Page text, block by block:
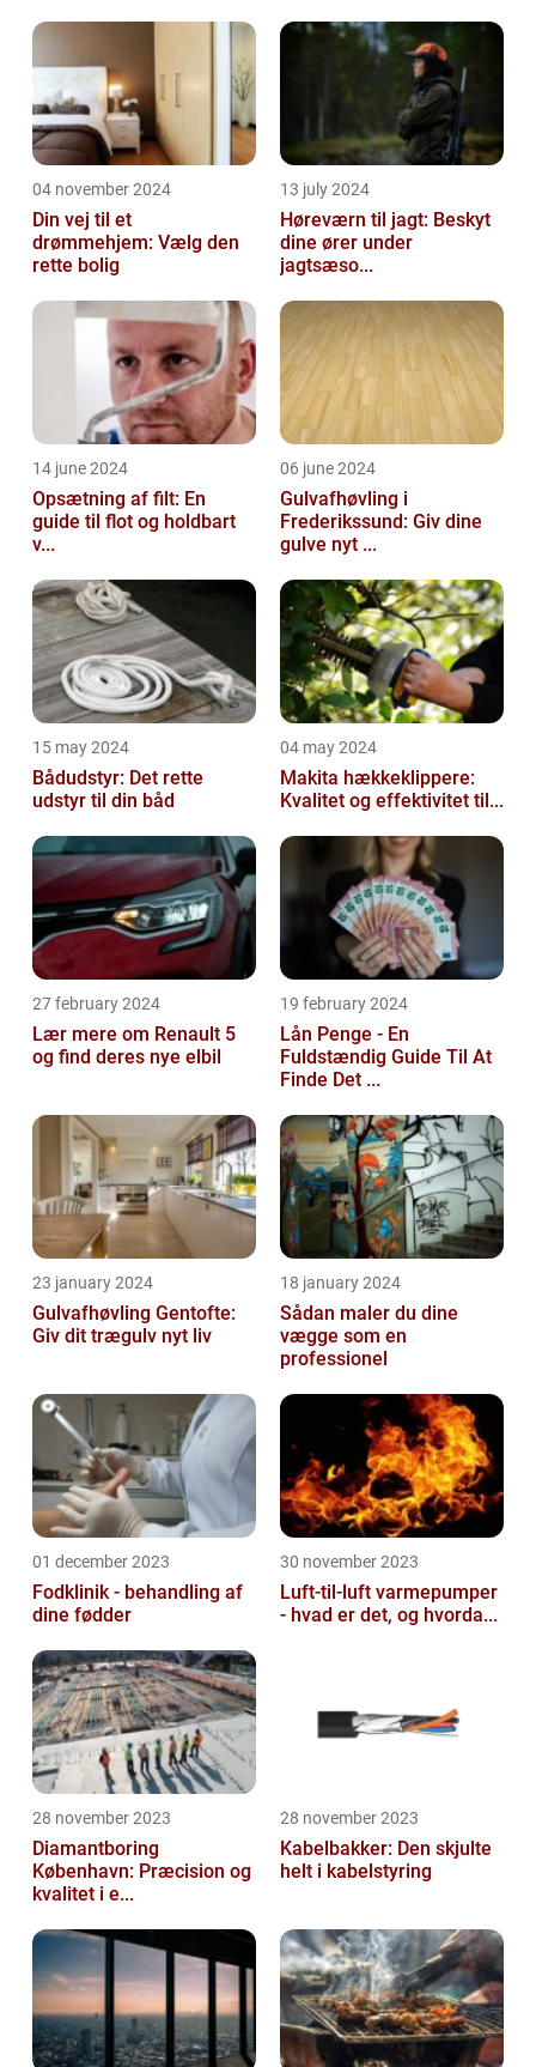
04 november 2024
Din vej til et
drømmehjem: Vælg den
rette bolig
13 july 2024
Høreværn til jagt: Beskyt
dine ører under
jagtsæso...
14 june 2024
Opsætning af filt: En
guide til flot og holdbart
v...
06 june 2024
Gulvafhøvling i
Frederikssund: Giv dine
gulve nyt ...
15 may 2024
Bådudstyr: Det rette
udstyr til din båd
04 may 2024
Makita hækkeklippere:
Kvalitet og effektivitet til...
27 february 2024
Lær mere om Renault 5
og find deres nye elbil
19 february 2024
Lån Penge - En
Fuldstændig Guide Til At
Finde Det ...
23 january 2024
Gulvafhøvling Gentofte:
Giv dit trægulv nyt liv
18 january 2024
Sådan maler du dine
vægge som en
professionel
01 december 2023
Fodklinik - behandling af
dine fødder
30 november 2023
Luft-til-luft varmepumper
- hvad er det, og hvorda...
28 november 2023
Diamantboring
København: Præcision og
kvalitet i e...
28 november 2023
Kabelbakker: Den skjulte
helt i kabelstyring